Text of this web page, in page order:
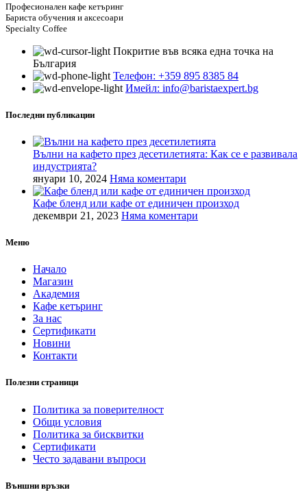
Професионален кафе кетъринг
Бариста обучения и аксесоари
Specialty Coffee
Покритие във всяка една точка на
България
Телефон: +359 895 8385 84
Имейл: info@baristaexpert.bg
Последни публикации
Вълни на кафето през десетилетията: Как се е развивала
индустрията?
януари 10, 2024 Няма коментари
Кафе бленд или кафе от единичен произход
декември 21, 2023 Няма коментари
Меню
Начало
Магазин
Академия
Кафе кетъринг
За нас
Сертификати
Новини
Контакти
Полезни страници
Политика за поверителност
Общи условия
Политика за бисквитки
Сертификати
Често задавани въпроси
Външни връзки